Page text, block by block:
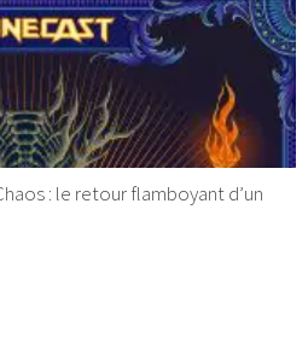
: le retour flamboyant d’un